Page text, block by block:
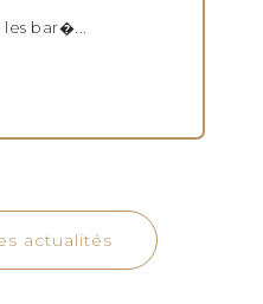
les bar�...
actualités